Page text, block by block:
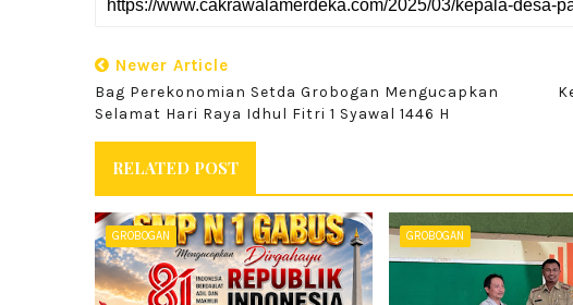
Newer Article
Bag Perekonomian Setda Grobogan Mengucapkan
Selamat Hari Raya Idhul Fitri 1 Syawal 1446 H
RELATED POST
GROBOGAN GROBOGAN